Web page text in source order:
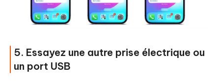
5. Essayez une autre prise électrique ou
un port USB